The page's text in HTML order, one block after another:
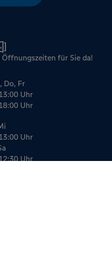
für Sie da!
Do, Fr
Uhr
Uhr
Uhr
Uhr